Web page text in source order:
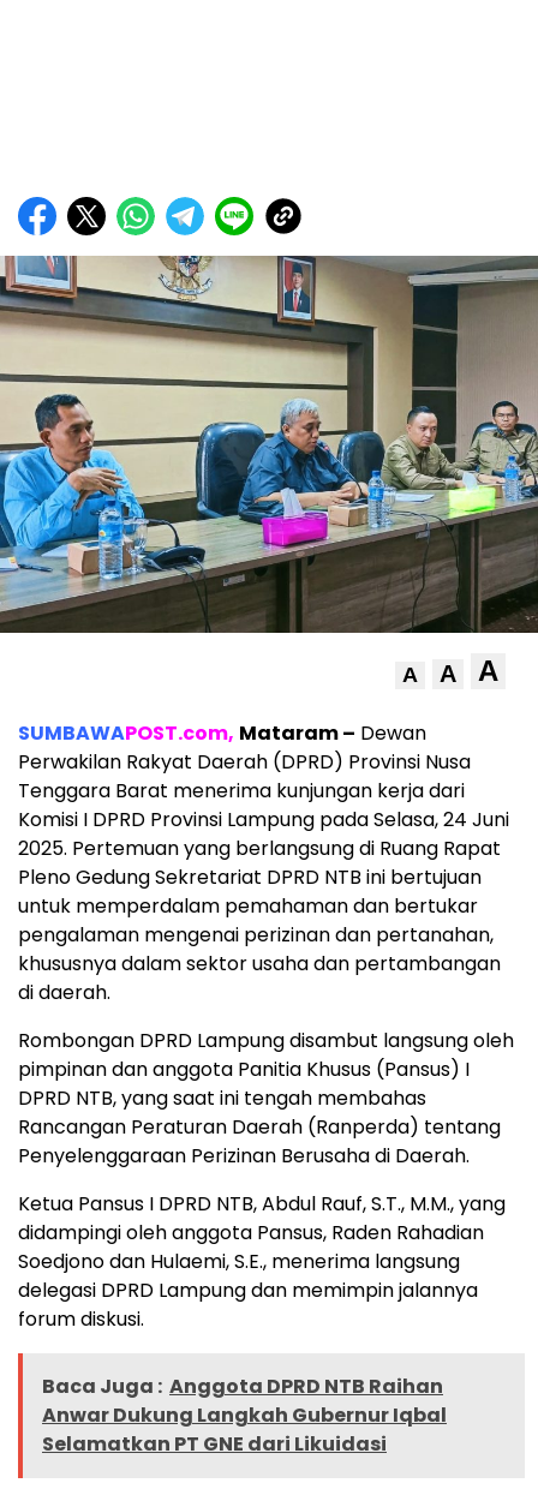
A A A
SUMBAWAPOST.com, Mataram – Dewan
Perwakilan Rakyat Daerah (DPRD) Provinsi Nusa
Tenggara Barat menerima kunjungan kerja dari
Komisi I DPRD Provinsi Lampung pada Selasa, 24 Juni
2025. Pertemuan yang berlangsung di Ruang Rapat
Pleno Gedung Sekretariat DPRD NTB ini bertujuan
untuk memperdalam pemahaman dan bertukar
pengalaman mengenai perizinan dan pertanahan,
khususnya dalam sektor usaha dan pertambangan
di daerah.
Rombongan DPRD Lampung disambut langsung oleh
pimpinan dan anggota Panitia Khusus (Pansus) I
DPRD NTB, yang saat ini tengah membahas
Rancangan Peraturan Daerah (Ranperda) tentang
Penyelenggaraan Perizinan Berusaha di Daerah.
Ketua Pansus I DPRD NTB, Abdul Rauf, S.T., M.M., yang
didampingi oleh anggota Pansus, Raden Rahadian
Soedjono dan Hulaemi, S.E., menerima langsung
delegasi DPRD Lampung dan memimpin jalannya
forum diskusi.
Baca Juga : Anggota DPRD NTB Raihan
Anwar Dukung Langkah Gubernur Iqbal
Selamatkan PT GNE dari Likuidasi